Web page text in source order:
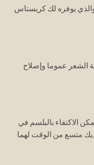
يوفره لك كريستاس
عموما وإصلاح
الاكتفاء بالبلسم في
متسع من الوقت لهما